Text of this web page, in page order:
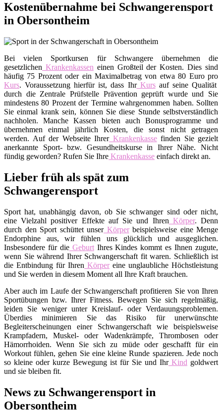
Kostenübernahme bei Schwangerensport
in Obersontheim
Bei vielen Sportkursen für Schwangere übernehmen die
gesetzlichen Krankenkassen einen Großteil der Kosten. Dies sind
häufig 75 Prozent oder ein Maximalbetrag von etwa 80 Euro pro
Kurs. Voraussetzung hierfür ist, dass IhrKursauf seine Qualität
durch die Zentrale Prüfstelle Prävention geprüft wurde und Sie
mindestens 80 Prozent der Termine wahrgenommen haben. Sollten
Sie einmal krank sein, können Sie diese Stunde selbstverständlich
nachholen. Manche Kassen bieten auch Bonusprogramme und
übernehmen einmal jährlich Kosten, die sonst nicht getragen
werden. Auf der Webseite IhrerKrankenkassefinden Sie gezielt
anerkannte Sport- bzw. Gesundheitskurse in Ihrer Nähe. Nicht
fündig geworden? Rufen Sie Ihre Krankenkasse einfach direkt an.
Lieber früh als spät zum
Schwangerensport
Sport hat, unabhängig davon, ob Sie schwanger sind oder nicht,
eine Vielzahl positiver Effekte auf Sie und Ihren Körper. Denn
durch den Sport schüttet unserKörperbeispielsweise eine Menge
Endorphine aus, wir fühlen uns glücklich und ausgeglichen.
Insbesondere für dieGeburtIhres Kindes kommt es Ihnen zugute,
wenn Sie während Ihrer Schwangerschaft fit waren. Schließlich ist
die Entbindung für Ihren Körpereine unglaubliche Höchstleistung
und Sie werden in diesem Moment all Ihre Kraft brauchen.
Aber auch im Laufe der Schwangerschaft profitieren Sie von Ihren
Sportübungen bzw. Ihrer Fitness. Bewegen Sie sich regelmäßig,
leiden Sie weniger unter Kreislauf- oder Verdauungsproblemen.
Überdies minimieren Sie das Risiko für unerwünschte
Begleiterscheinungen einer Schwangerschaft wie beispielsweise
Krampfadern, Muskel- oder Wadenkrämpfe, Thrombosen oder
Hämorrhoiden. Wenn Sie sich zu müde oder geschafft für ein
Workout fühlen, gehen Sie eine kleine Runde spazieren. Jede noch
so kleine oder kurze Bewegung ist für Sie und IhrKind goldwert
und sie bleiben fit.
News zu Schwangerensport in
Obersontheim